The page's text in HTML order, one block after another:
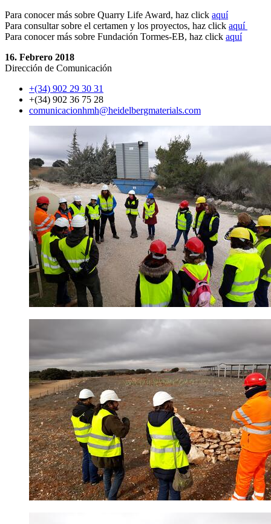
Para conocer más sobre Quarry Life Award, haz click aquí
Para consultar sobre el certamen y los proyectos, haz click aquí
Para conocer más sobre Fundación Tormes-EB, haz click aquí
16. Febrero 2018
Dirección de Comunicación
+(34) 902 29 30 31
+(34) 902 36 75 28
comunicacionhmh​@heidelbergmaterials.com